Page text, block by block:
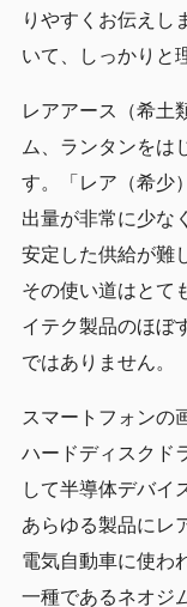
りやすくお伝えし
いて、しっかりと
レアアース（希土
ム、ランタンをは
す。「レア（希少
出量が非常に少な
安定した供給が難
その使い道はとて
イテク製品のほぼ
ではありません。
スマートフォンの
ハードディスクド
して半導体デバイ
あらゆる製品にレ
電気自動車に使わ
一種であるネオジ